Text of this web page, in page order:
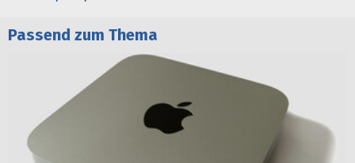
Passend zum Thema